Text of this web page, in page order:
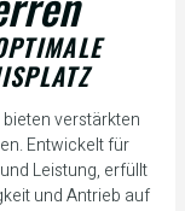
verstärkten
Entwickelt für
Leistung, erfüllt
und Antrieb auf